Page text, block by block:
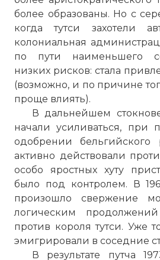
более образованы. Но с
когда тутси захотели
колониальная
по пути наименьшего
низких рисков: стала
(возможно, и по причине
проще влиять).
В дальнейшем
начали усиливаться, при
одобрении бельгийского
активно действовали
особо яростных хуту
было под контролем. В
произошло свержение
логическим
против короля тутси. Уже
эмигрировали в соседние
В результате путча